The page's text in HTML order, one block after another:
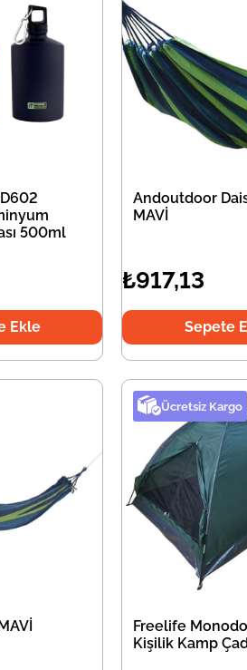
500ml
Ekle
Andoutdoor
MAVİ
₺917,13
Sepete
Ücretsiz Kargo
Freelife
Kişilik Kamp